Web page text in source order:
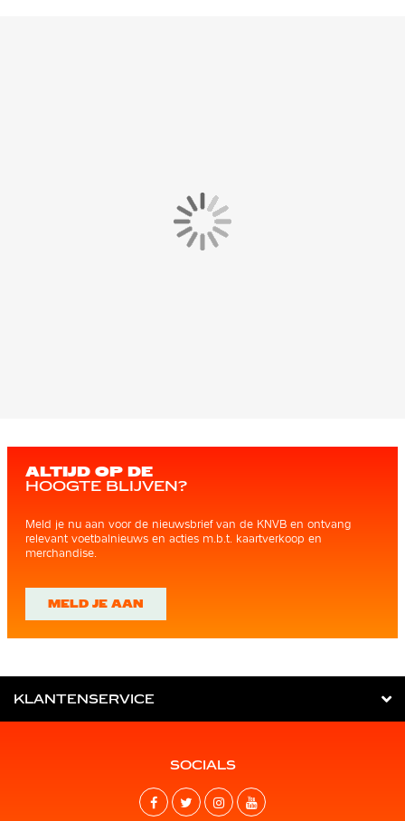
ALTIJD OP DE
HOOGTE BLIJVEN?
Meld je nu aan voor de nieuwsbrief van de KNVB en ontvang
relevant voetbalnieuws en acties m.b.t. kaartverkoop en
merchandise.
MELD JE AAN
KLANTENSERVICE
SOCIALS